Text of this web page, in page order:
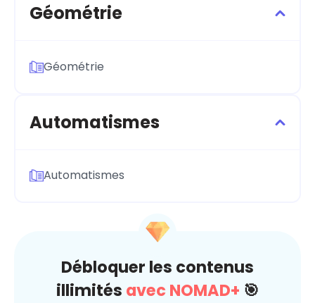
Géométrie
Géométrie
Automatismes
Automatismes
Débloquer les contenus
illimités avec NOMAD+ 🎯